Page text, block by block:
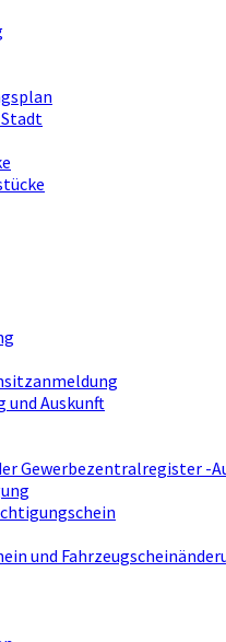
und Auskunft
Gewerbezentralregister -
und